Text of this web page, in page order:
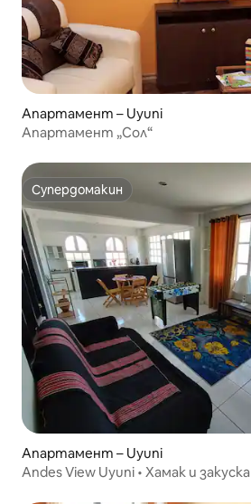
Апартамент – Uyuni
Апартамент „Сол“
Супердомакин
Супердомакин
Апартамент – Uyuni
Andes View Uyuni • Хамак и закуска